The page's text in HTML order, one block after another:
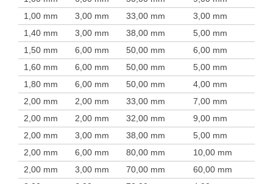
1,00 mm
3,00 mm 33,00 mm 3,00 mm
1,40 mm
3,00 mm 38,00 mm 5,00 mm
1,50 mm
6,00 mm 50,00 mm 6,00 mm
1,60 mm
6,00 mm 50,00 mm 5,00 mm
1,80 mm
6,00 mm 50,00 mm 4,00 mm
2,00 mm
2,00 mm 33,00 mm 7,00 mm
2,00 mm
2,00 mm 32,00 mm 9,00 mm
2,00 mm
3,00 mm 38,00 mm 5,00 mm
2,00 mm
6,00 mm 80,00 mm 10,00 mm
2,00 mm
3,00 mm 70,00 mm 60,00 mm